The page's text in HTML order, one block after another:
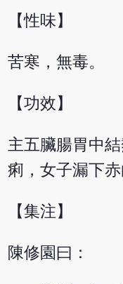
【性味】
苦寒，無毒。
【功效】
主五臟腸胃中
痢，女子漏下赤
【集注】
陳修園曰：